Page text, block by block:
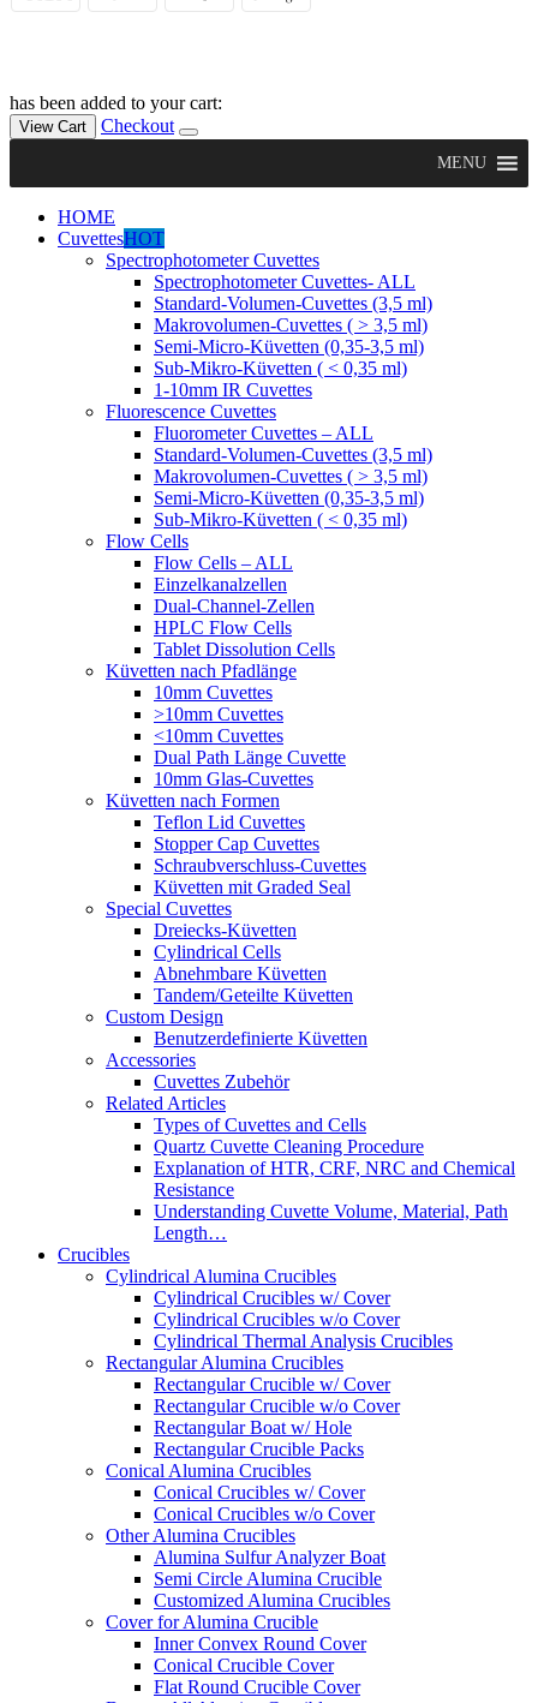
has been added to your cart:
View Cart Checkout
MENU
HOME
CuvettesHOT
Spectrophotometer Cuvettes
Spectrophotometer Cuvettes- ALL
Standard-Volumen-Cuvettes (3,5 ml)
Makrovolumen-Cuvettes ( > 3,5 ml)
Semi-Micro-Küvetten (0,35-3,5 ml)
Sub-Mikro-Küvetten ( < 0,35 ml)
1-10mm IR Cuvettes
Fluorescence Cuvettes
Fluorometer Cuvettes – ALL
Standard-Volumen-Cuvettes (3,5 ml)
Makrovolumen-Cuvettes ( > 3,5 ml)
Semi-Micro-Küvetten (0,35-3,5 ml)
Sub-Mikro-Küvetten ( < 0,35 ml)
Flow Cells
Flow Cells – ALL
Einzelkanalzellen
Dual-Channel-Zellen
HPLC Flow Cells
Tablet Dissolution Cells
Küvetten nach Pfadlänge
10mm Cuvettes
>10mm Cuvettes
<10mm Cuvettes
Dual Path Länge Cuvette
10mm Glas-Cuvettes
Küvetten nach Formen
Teflon Lid Cuvettes
Stopper Cap Cuvettes
Schraubverschluss-Cuvettes
Küvetten mit Graded Seal
Special Cuvettes
Dreiecks-Küvetten
Cylindrical Cells
Abnehmbare Küvetten
Tandem/Geteilte Küvetten
Custom Design
Benutzerdefinierte Küvetten
Accessories
Cuvettes Zubehör
Related Articles
Types of Cuvettes and Cells
Quartz Cuvette Cleaning Procedure
Explanation of HTR, CRF, NRC and Chemical
Resistance
Understanding Cuvette Volume, Material, Path
Length…
Crucibles
Cylindrical Alumina Crucibles
Cylindrical Crucibles w/ Cover
Cylindrical Crucibles w/o Cover
Cylindrical Thermal Analysis Crucibles
Rectangular Alumina Crucibles
Rectangular Crucible w/ Cover
Rectangular Crucible w/o Cover
Rectangular Boat w/ Hole
Rectangular Crucible Packs
Conical Alumina Crucibles
Conical Crucibles w/ Cover
Conical Crucibles w/o Cover
Other Alumina Crucibles
Alumina Sulfur Analyzer Boat
Semi Circle Alumina Crucible
Customized Alumina Crucibles
Cover for Alumina Crucible
Inner Convex Round Cover
Conical Crucible Cover
Flat Round Crucible Cover